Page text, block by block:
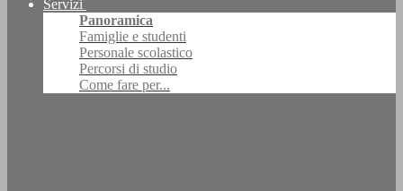
Servizi
Panoramica
Famiglie e studenti
Personale scolastico
Percorsi di studio
Come fare per...